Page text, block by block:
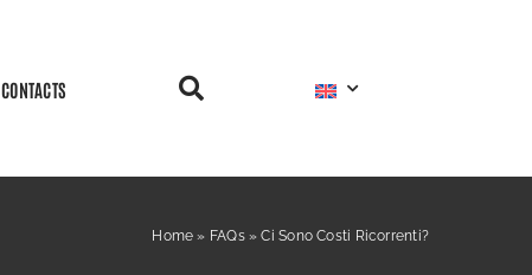
CONTACTS
Home » FAQs»Ci Sono Costi Ricorrenti?